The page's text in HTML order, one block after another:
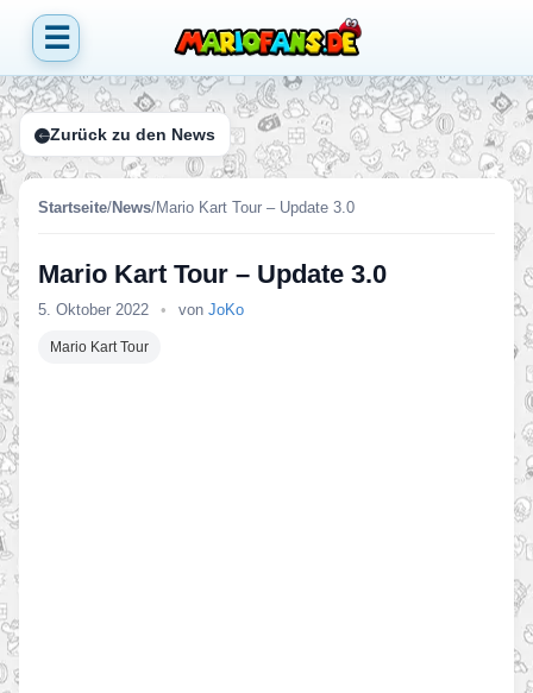
☰
Zurück zu den News
Startseite/News/Mario Kart Tour – Update 3.0
Mario Kart Tour – Update 3.0
5. Oktober 2022 • von JoKo
Mario Kart Tour